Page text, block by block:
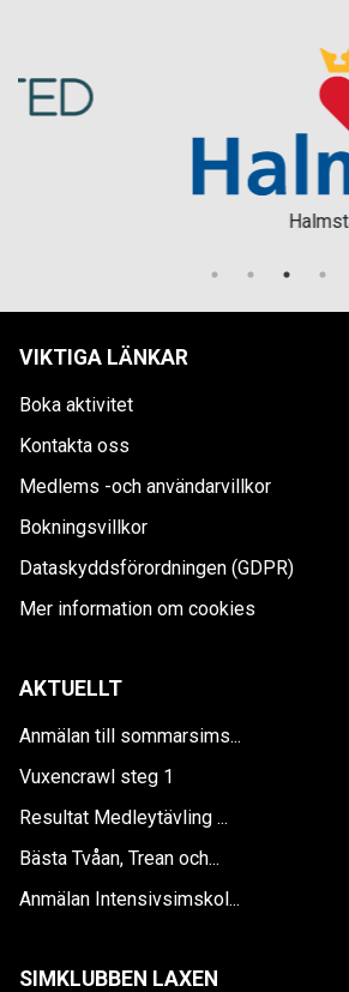
Halmstad Kommun
VIKTIGA LÄNKAR
Boka aktivitet
Kontakta oss
Medlems -och användarvillkor
Bokningsvillkor
Dataskyddsförordningen (GDPR)
Mer information om cookies
AKTUELLT
Anmälan till sommarsims...
Vuxencrawl steg 1
Resultat Medleytävling ...
Bästa Tvåan, Trean och...
Anmälan Intensivsimskol...
SIMKLUBBEN LAXEN